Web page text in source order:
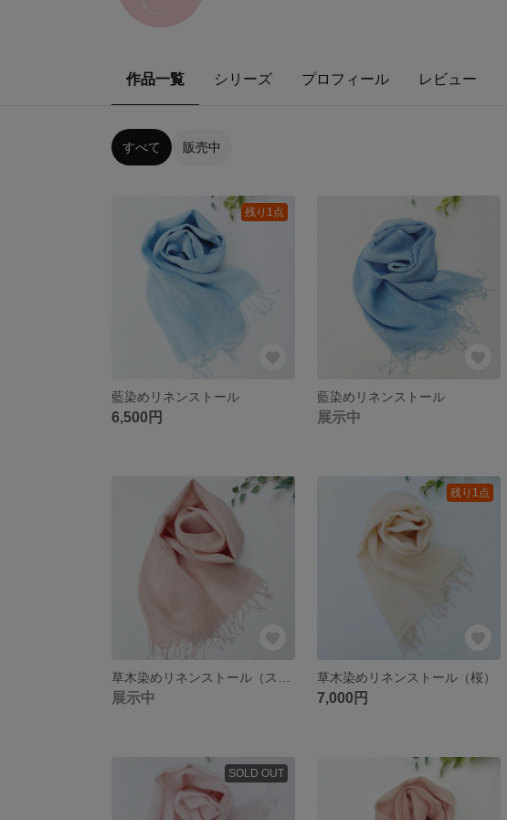
作品一覧 シリーズ プロフィール レビュー
すべて 販売中
残り1点
藍染めリネンストール
6,500円
藍染めリネンストール
展示中
展示中
残り1点
草木染めリネンストール（桜）
7,000円
SOLD OUT